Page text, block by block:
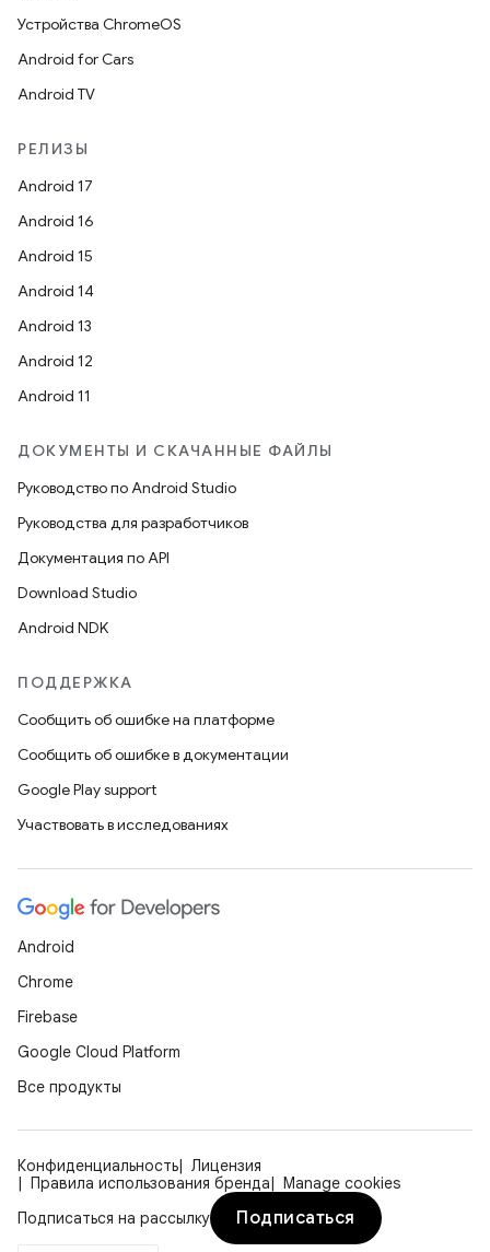
Устройства ChromeOS
Android for Cars
Android TV
РЕЛИЗЫ
Android 17
Android 16
Android 15
Android 14
Android 13
Android 12
Android 11
ДОКУМЕНТЫ И СКАЧАННЫЕ ФАЙЛЫ
Руководство по Android Studio
Руководства для разработчиков
Документация по API
Download Studio
Android NDK
ПОДДЕРЖКА
Сообщить об ошибке на платформе
Сообщить об ошибке в документации
Google Play support
Участвовать в исследованиях
Android
Chrome
Firebase
Google Cloud Platform
Все продукты
Конфиденциальность
Лицензия
Правила использования бренда
Manage cookies
Подписаться на рассылку
Подписаться